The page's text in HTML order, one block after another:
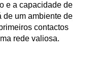
e a capacidade de
de um ambiente de
contactos
rede valiosa.